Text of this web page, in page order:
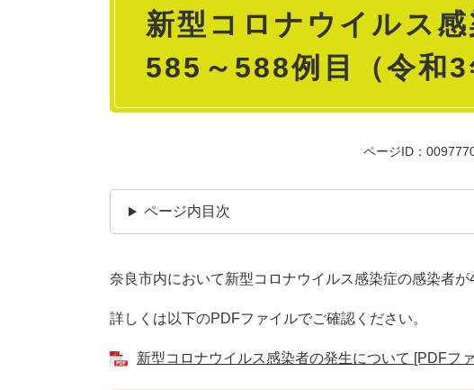
新型コロナウイルス
585～588例目（令和3
ページID：
ページ内目次
奈良市内において新型コロナウイルス感染症の感染者
詳しくは以下のPDFファイルでご確認ください。
新型コロナウイルス感染者の発生について [PDFフ